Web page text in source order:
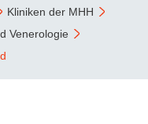
Kliniken der MHH
Venerologie